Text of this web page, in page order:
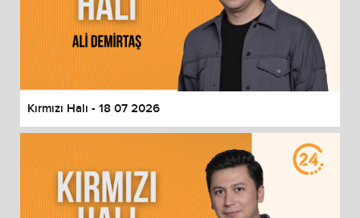
Kırmızı Halı - 18 07 2026